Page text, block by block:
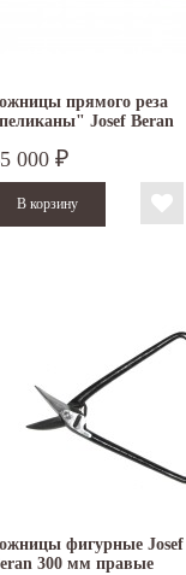
прямого реза
Josef Beran
000 ₽
фигурные Josef
300 мм правые